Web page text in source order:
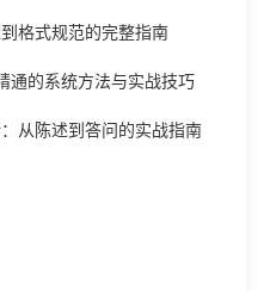
格式规范的完整指南
通的系统方法与实战技巧
从陈述到答问的实战指南